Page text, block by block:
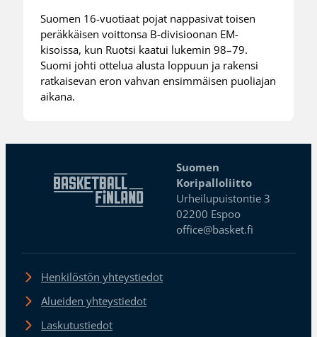
Suomen 16-vuotiaat pojat nappasivat toisen
peräkkäisen voittonsa B-divisioonan EM-
kisoissa, kun Ruotsi kaatui lukemin 98–79.
Suomi johti ottelua alusta loppuun ja rakensi
ratkaisevan eron vahvan ensimmäisen puoliajan
aikana.
Suomen
Koripalloliitto
Urheilupuistontie 3
02200 Espoo
office@basket.fi
Henkilöstön yhteystiedot
Alueiden yhteystiedot
Laskutustiedot